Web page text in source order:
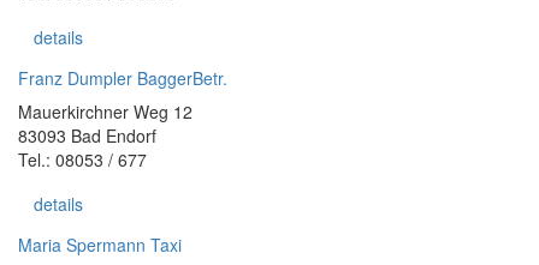
details
Franz Dumpler BaggerBetr.
Mauerkirchner Weg 12
83093 Bad Endorf
Tel.: 08053 / 677
details
Maria Spermann Taxi